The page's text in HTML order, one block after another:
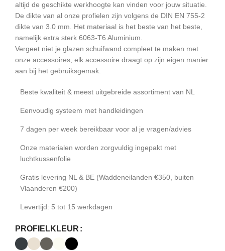
altijd de geschikte werkhoogte kan vinden voor jouw situatie.
De dikte van al onze profielen zijn volgens de DIN EN 755-2
dikte van 3.0 mm. Het materiaal is het beste van het beste,
namelijk extra sterk 6063-T6 Aluminium.
Vergeet niet je glazen schuifwand compleet te maken met
onze accessoires, elk accessoire draagt op zijn eigen manier
aan bij het gebruiksgemak.
Beste kwaliteit & meest uitgebreide assortiment van NL
Eenvoudig systeem met handleidingen
7 dagen per week bereikbaar voor al je vragen/advies
Onze materialen worden zorgvuldig ingepakt met
luchtkussenfolie
Gratis levering NL & BE (Waddeneilanden €350, buiten
Vlaanderen €200)
Levertijd: 5 tot 15 werkdagen
PROFIELKLEUR